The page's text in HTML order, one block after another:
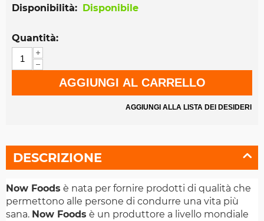
Disponibilità: Disponibile
Quantità:
+
−
AGGIUNGI AL CARRELLO
AGGIUNGI ALLA LISTA DEI DESIDERI
DESCRIZIONE
Now Foods è nata per fornire prodotti di qualità che
permettono alle persone di condurre una vita più
sana. Now Foods è un produttore a livello mondiale